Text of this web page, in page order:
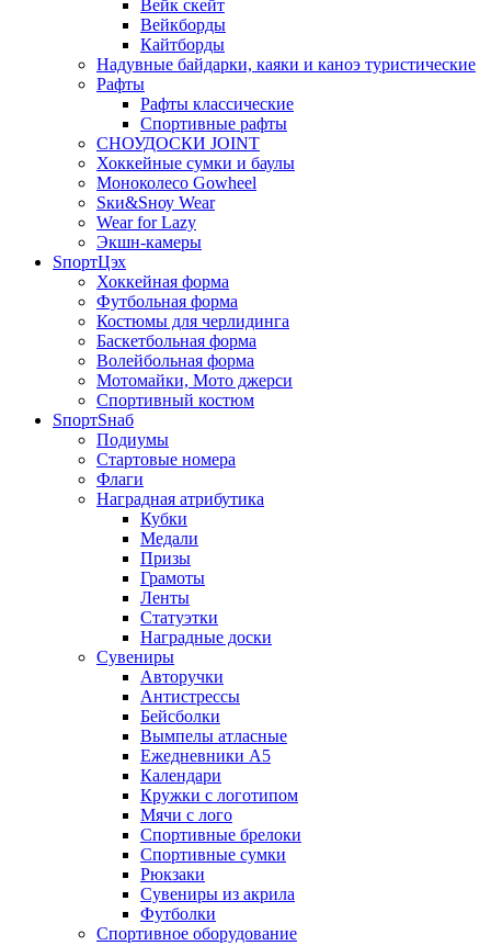
Вейк скейт
Вейкборды
Кайтборды
Надувные байдарки, каяки и каноэ туристические
Рафты
Рафты классические
Спортивные рафты
СНОУДОСКИ JOINT
Хоккейные сумки и баулы
Моноколесо Gowheel
Sки&Sноу Wear
Wear for Lazy
Экшн-камеры
SпортЦэх
Хоккейная форма
Футбольная форма
Костюмы для черлидинга
Баскетбольная форма
Волейбольная форма
Мотомайки, Мото джерси
Спортивный костюм
SпортSнаб
Подиумы
Стартовые номера
Флаги
Наградная атрибутика
Кубки
Медали
Призы
Грамоты
Ленты
Статуэтки
Наградные доски
Сувениры
Авторучки
Антистрессы
Бейсболки
Вымпелы атласные
Ежедневники А5
Календари
Кружки с логотипом
Мячи с лого
Спортивные брелоки
Спортивные сумки
Рюкзаки
Сувениры из акрила
Футболки
Спортивное оборудование